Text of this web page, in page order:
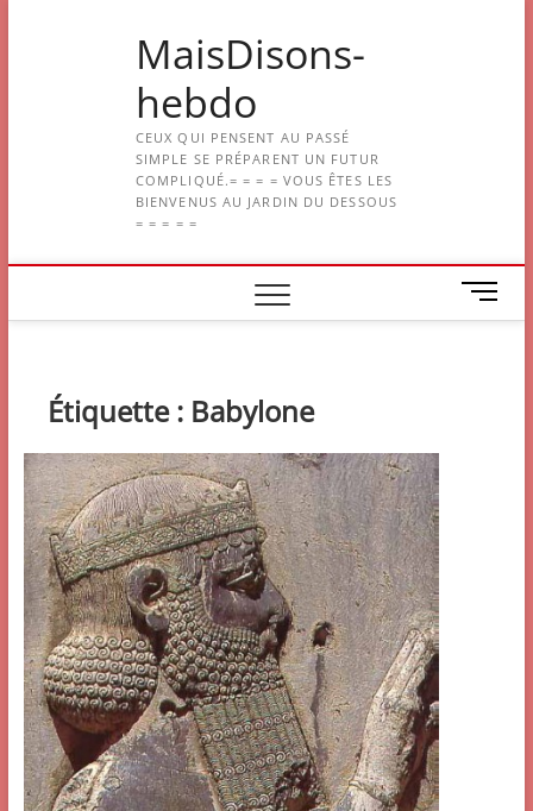
MaisDisons-
hebdo
CEUX QUI PENSENT AU PASSÉ
SIMPLE SE PRÉPARENT UN FUTUR
COMPLIQUÉ.= = = = VOUS ÊTES LES
BIENVENUS AU JARDIN DU DESSOUS
= = = = =
M
e
Étiquette : Babylone